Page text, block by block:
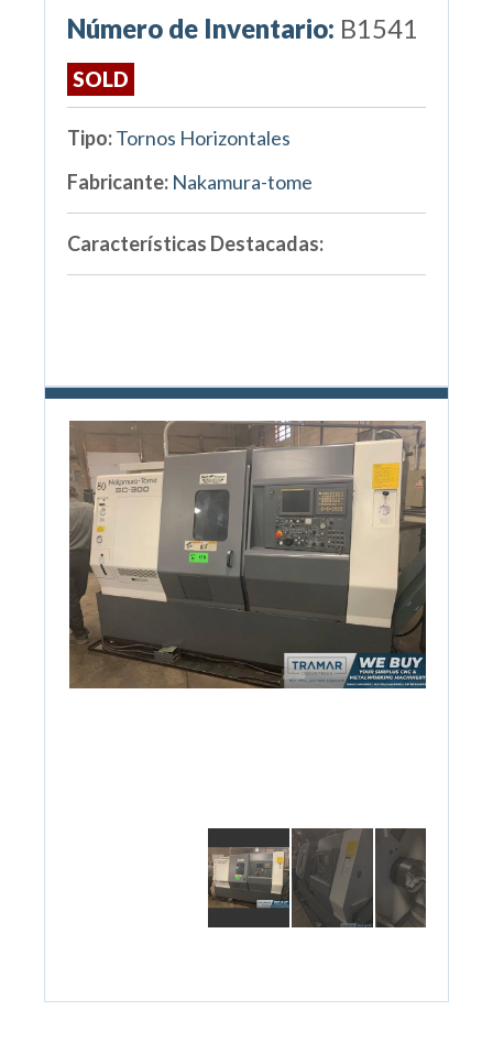
Número de Inventario: B1541
SOLD
Tipo:Tornos Horizontales
Fabricante: Nakamura-tome
Características Destacadas: